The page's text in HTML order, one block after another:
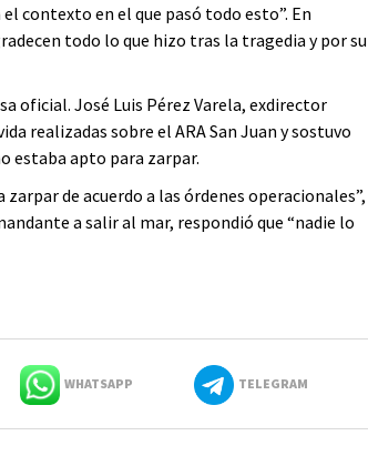
contexto en el que pasó todo esto”. En
todo lo que hizo tras la tragedia y por su
oficial. José Luis Pérez Varela, exdirector
realizadas sobre el ARA San Juan y sostuvo
estaba apto para zarpar.
de acuerdo a las órdenes operacionales”,
a salir al mar, respondió que “nadie lo
WHATSAPP TELEGRAM